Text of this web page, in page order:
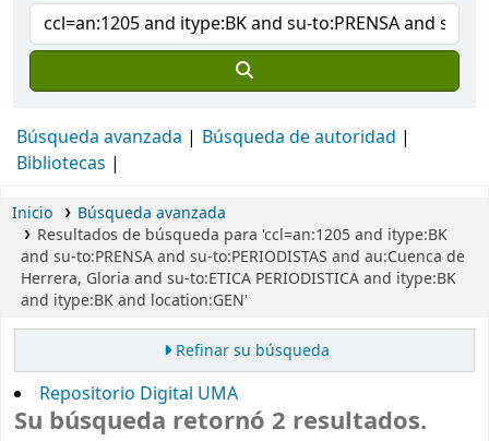
Búsqueda avanzada
Búsqueda de autoridad
Bibliotecas
Inicio
Búsqueda avanzada
Resultados de búsqueda para 'ccl=an:1205 and itype:BK
and su-to:PRENSA and su-to:PERIODISTAS and au:Cuenca de
Herrera, Gloria and su-to:ETICA PERIODISTICA and itype:BK
and itype:BK and location:GEN'
Refinar su búsqueda
Repositorio Digital UMA
Su búsqueda retornó 2 resultados.